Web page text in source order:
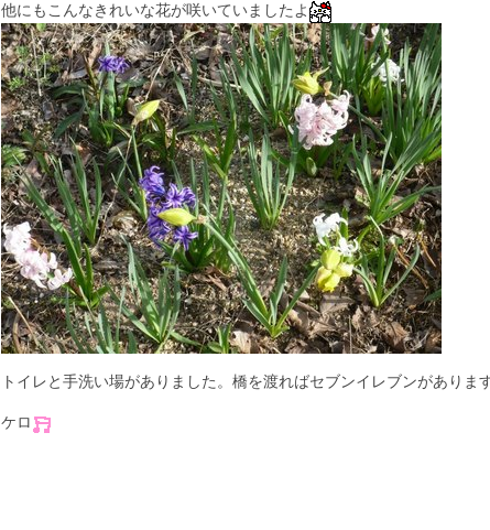
他にもこんなきれいな花が咲いていましたよ
トイレと手洗い場がありました。橋を渡ればセブンイレブンがありま
ケロ